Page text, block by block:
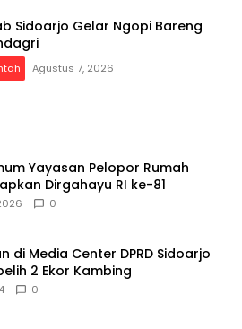
Sidoarjo Gelar Ngopi Bareng
Agustus 7, 2026
Yayasan Pelopor Rumah
Dirgahayu RI ke-81
0
di Media Center DPRD Sidoarjo
2 Ekor Kambing
0